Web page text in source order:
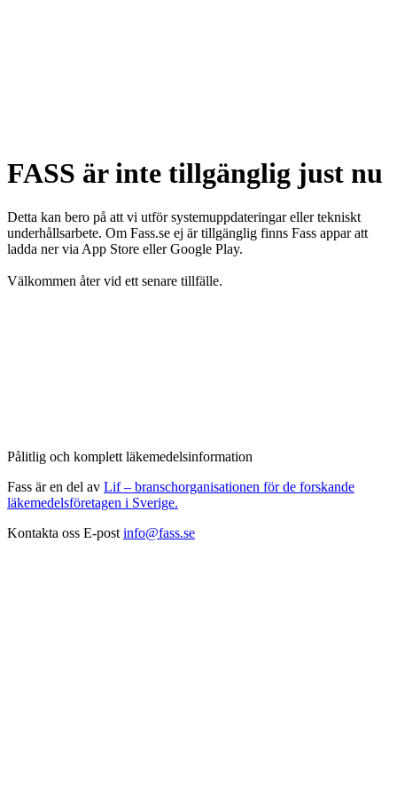
FASS är inte tillgänglig just nu
Detta kan bero på att vi utför systemuppdateringar eller tekniskt
underhållsarbete. Om Fass.se ej är tillgänglig finns Fass appar att
ladda ner via App Store eller Google Play.
Välkommen åter vid ett senare tillfälle.
Pålitlig och komplett läkemedelsinformation
Fass är en del av Lif – branschorganisationen för de forskande
läkemedelsföretagen i Sverige.
Kontakta oss E-post info@fass.se